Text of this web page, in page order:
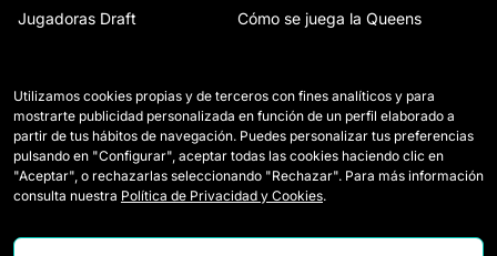
Jugadoras Draft
Partidos
Clasificación
Estadísticas
Cómo se juega la Queens
Contacto
Trabaja con nosotros
Utilizamos cookies propias y de terceros con fines analíticos y para
mostrarte publicidad personalizada en función de un perfil elaborado a
partir de tus hábitos de navegación. Puedes personalizar tus preferencias
pulsando en "Configurar", aceptar todas las cookies haciendo clic en
"Aceptar", o rechazarlas seleccionando "Rechazar". Para más información
consulta nuestra Política de Privacidad y Cookies.